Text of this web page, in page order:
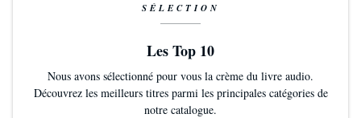
SÉLECTION
Les Top 10
Nous avons sélectionné pour vous la crème du livre audio.
Découvrez les meilleurs titres parmi les principales catégories de
notre catalogue.